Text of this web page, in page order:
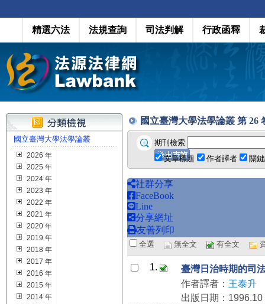
精選六法 法規查詢 司法判解 行政函釋
國立臺灣大學法學論叢
2026 年
2025 年
2024 年
2023 年
2022 年
2021 年
2020 年
2019 年
2018 年
2017 年
2016 年
2015 年
2014 年
國立臺灣大學法學論叢 第 26
期刊檢索
文章標題
作者譯者 關
社群分享
FaceBook
Line
分享網址
友善列印
全選 無全文 有全文
1.
臺灣日治時期的司
作者譯者： 王泰升
出版日期：1996.10